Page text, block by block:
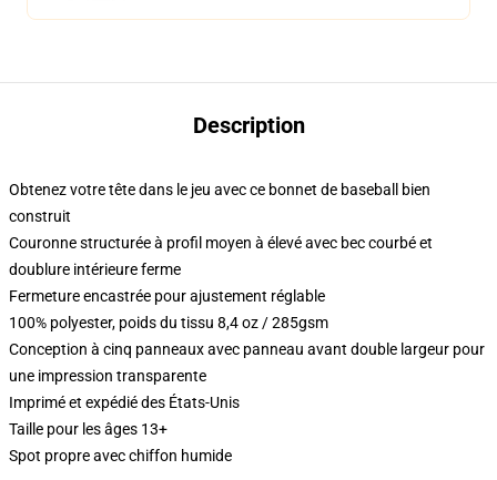
Description
Obtenez votre tête dans le jeu avec ce bonnet de baseball bien
construit
Couronne structurée à profil moyen à élevé avec bec courbé et
doublure intérieure ferme
Fermeture encastrée pour ajustement réglable
100% polyester, poids du tissu 8,4 oz / 285gsm
Conception à cinq panneaux avec panneau avant double largeur pour
une impression transparente
Imprimé et expédié des États-Unis
Taille pour les âges 13+
Spot propre avec chiffon humide